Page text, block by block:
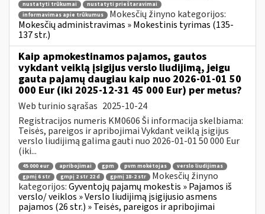
nustatyti trūkumai
nustatyti prieštaravimai
informavimas apie trūkumus
Mokesčių žinyno kategorijos:
Mokesčių administravimas » Mokestinis tyrimas (135-
137 str.)
Kaip apmokestinamos pajamos, gautos
vykdant veiklą įsigijus verslo liudijimą, jeigu
gauta pajamų daugiau kaip nuo 2026-01-01 50
000 Eur (iki 2025-12-31 45 000 Eur) per metus?
Web turinio sąrašas 2025-10-24
Registracijos numeris KM0606 Ši informacija skelbiama:
Teisės, pareigos ir apribojimai Vykdant veiklą įsigijus
verslo liudijimą galima gauti nuo 2026-01-01 50 000 Eur
(iki...
45 000 eur apribojimai gpm pvm mokėtojas
verslo liudijimas
gpmį 6 str
gmpį 2 str 22 d gpmį 18-2 str
Mokesčių žinyno
kategorijos:Gyventojų pajamų mokestis » Pajamos iš
verslo/ veiklos » Verslo liudijimą įsigijusio asmens
pajamos (26 str.) » Teisės, pareigos ir apribojimai